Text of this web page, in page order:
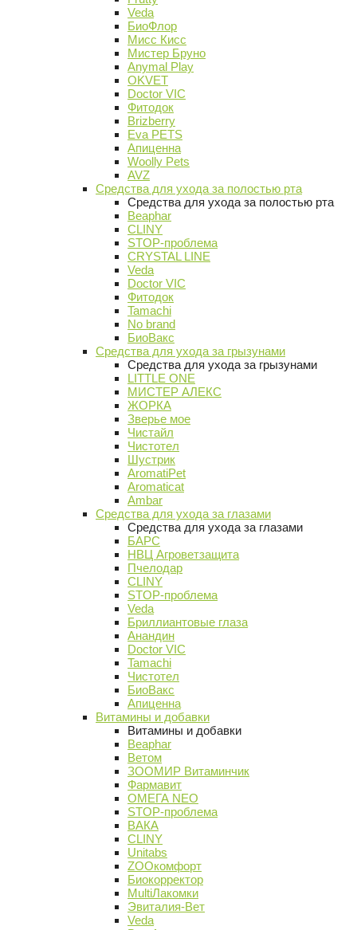
Veda
БиоФлор
Мисс Кисс
Мистер Бруно
Anymal Play
OKVET
Doctor VIC
Фитодок
Brizberry
Eva PETS
Апиценна
Woolly Pets
AVZ
Средства для ухода за полостью рта
Средства для ухода за полостью рта
Beaphar
CLINY
STOP-проблема
CRYSTAL LINE
Veda
Doctor VIC
Фитодок
Tamachi
No brand
БиоВакс
Средства для ухода за грызунами
Средства для ухода за грызунами
LITTLE ONE
МИСТЕР АЛЕКС
ЖОРКА
Зверье мое
Чистайл
Чистотел
Шустрик
AromatiPet
Aromaticat
Ambar
Средства для ухода за глазами
Средства для ухода за глазами
БАРС
НВЦ Агроветзащита
Пчелодар
CLINY
STOP-проблема
Veda
Бриллиантовые глаза
Анандин
Doctor VIC
Tamachi
Чистотел
БиоВакс
Апиценна
Витамины и добавки
Витамины и добавки
Beaphar
Ветом
ЗООМИР Витаминчик
Фармавит
ОМЕГА NEO
STOP-проблема
ВАКА
CLINY
Unitabs
ZOOкомфорт
Биокорректор
MultiЛакомки
Эвиталия-Вет
Veda